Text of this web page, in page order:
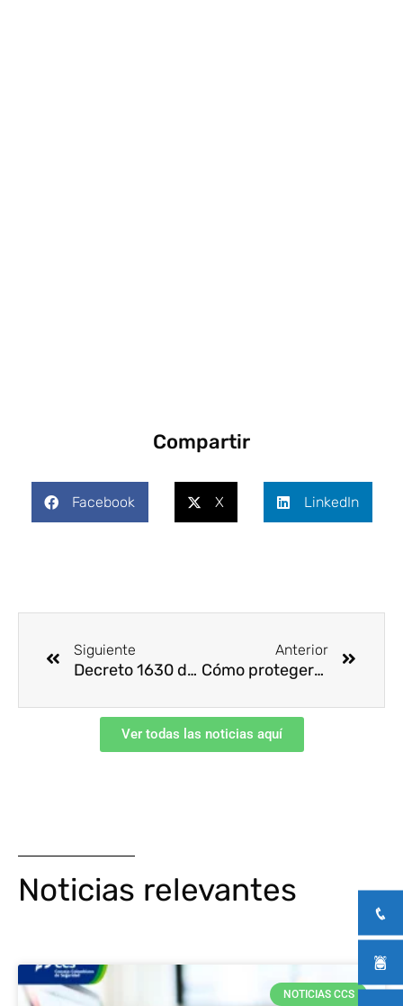
Compartir
Facebook X LinkedIn
Siguiente
Decreto 1630 de 2021 – Gestión integral de las sustancias químicas
Anterior
Cómo protegerse y proteger a los demás
Ver todas las noticias aquí
Noticias relevantes
NOTICIAS CCS